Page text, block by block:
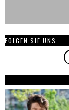
FOLGEN SIE UNS